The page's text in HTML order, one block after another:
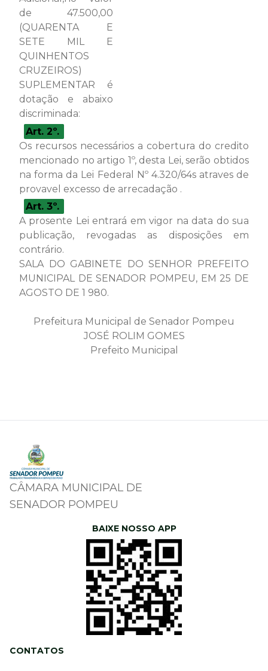
de 47.500,00
(QUARENTA E
SETE MIL E
QUINHENTOS
CRUZEIROS)
SUPLEMENTAR é
dotação e abaixo
discriminada:
Art. 2º.
Os recursos necessários a cobertura do credito
mencionado no artigo 1º, desta Lei, serão obtidos
na forma da Lei Federal Nº 4.320/64s atraves de
provavel excesso de arrecadação .
Art. 3º.
A prosente Lei entrará em vigor na data do sua
publicação, revogadas as disposições em
contrário.
SALA DO GABINETE DO SENHOR PREFEITO
MUNICIPAL DE SENADOR POMPEU, EM 25 DE
AGOSTO DE 1 980.
Prefeitura Municipal de Senador Pompeu
JOSÉ ROLIM GOMES
Prefeito Municipal
CÂMARA MUNICIPAL DE
SENADOR POMPEU
BAIXE NOSSO APP
CONTATOS